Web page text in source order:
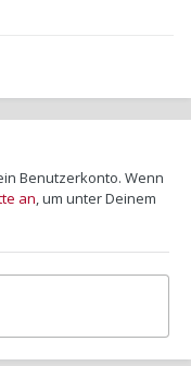
Benutzerkonto. Wenn
an, um unter Deinem